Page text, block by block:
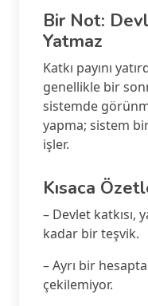
Bir Not:
Yatmaz
Katkı payını
genellikle bir
sistemde
yapma; sistem
işler.
Kısaca
– Devlet katkısı,
kadar bir teşvik.
– Ayrı bir
çekilemiyor.